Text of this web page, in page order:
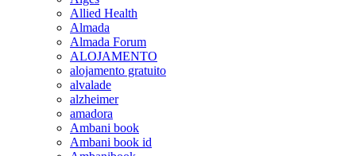
Allied Health
Almada
Almada Forum
ALOJAMENTO
alojamento gratuito
alvalade
alzheimer
amadora
Ambani book
Ambani book id